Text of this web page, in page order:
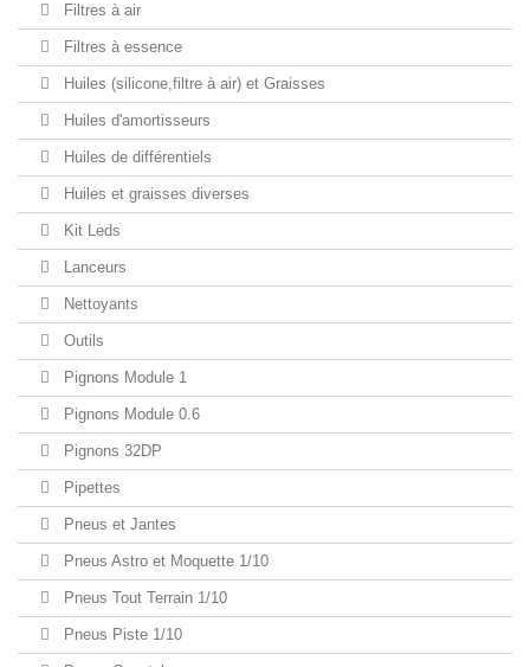
Filtres à air
Filtres à essence
Huiles (silicone,filtre à air) et Graisses
Huiles d'amortisseurs
Huiles de différentiels
Huiles et graisses diverses
Kit Leds
Lanceurs
Nettoyants
Outils
Pignons Module 1
Pignons Module 0.6
Pignons 32DP
Pipettes
Pneus et Jantes
Pneus Astro et Moquette 1/10
Pneus Tout Terrain 1/10
Pneus Piste 1/10